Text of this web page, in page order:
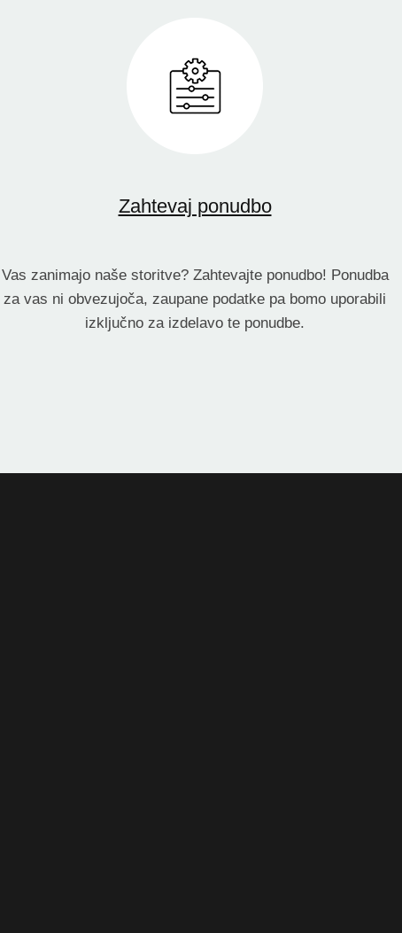
Zahtevaj ponudbo
Vas zanimajo naše storitve? Zahtevajte ponudbo! Ponudba
za vas ni obvezujoča, zaupane podatke pa bomo uporabili
izključno za izdelavo te ponudbe.